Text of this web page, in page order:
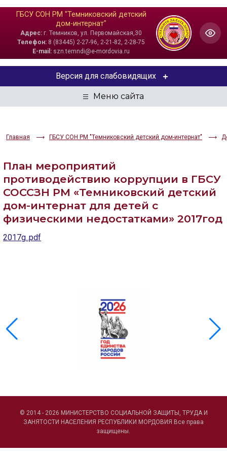
ГБСУ СОН РМ "Темниковский детский
дом-интернат"
Адрес: г. Темников, ул. Первомайская,30
Телефон: 8 (83445) 2-27-96, 2-21-82, 2-28-75
E-mail: szn.temndi@e-mordovia.ru
Главная ГБСУ СОН РМ "Темниковский детский дом-интернат"
Версия для слабовидящих
ЦВЕТОВАЯ СХЕМА
Aa Aa
ИЗОБРАЖЕНИЯ
Скрыть Ч/б
Настройки по умолчанию
План мероприятий
противодействию коррупции в ГБСУ
СОССЗН РМ «Темниковский детский
дом-интернат для детей с
физическими недостатками» 2017год
2017g..pdf
© 2014 - 2026 МИНИСТЕРСТВО СОЦИАЛЬНОЙ ЗАЩИТЫ, ТРУДА И
ЗАНЯТОСТИ НАСЕЛЕНИЯ РЕСПУБЛИКИ МОРДОВИЯ Все права
защищены.